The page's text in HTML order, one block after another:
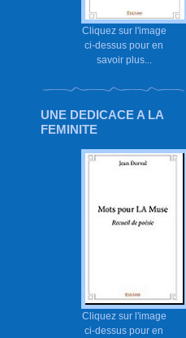
Cliquez sur l'image
ci-dessus pour en
savoir plus...
UNE DEDICACE A LA
FEMINITE
Cliquez sur l'image
ci-dessus pour en